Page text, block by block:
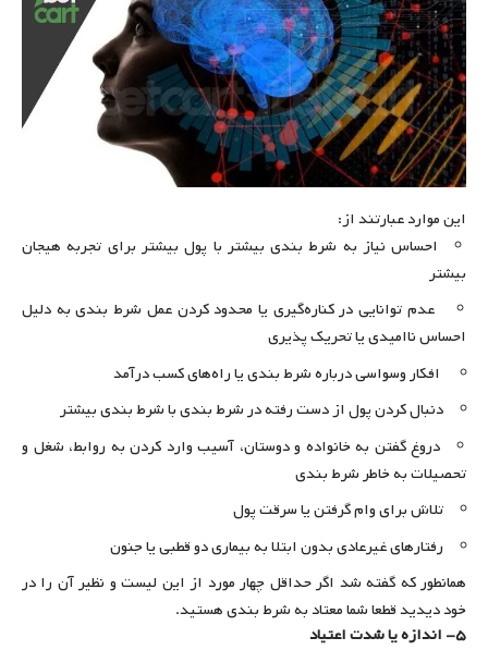
این موارد عبارتند از:
احساس نیاز به شرط بندی بیشتر با پول بیشتر برای تجربه هیجان
بیشتر
عدم توانایی در کناره‌گیری یا محدود کردن عمل شرط بندی به دلیل
احساس ناامیدی یا تحریک پذیری
افکار وسواسی درباره شرط بندی یا راه‌های کسب درآمد
دنبال کردن پول از دست رفته در شرط بندی با شرط بندی بیشتر
دروغ گفتن به خانواده و دوستان، آسیب وارد کردن به روابط، شغل و
تحصیلات به خاطر شرط بندی
تلاش برای وام گرفتن یا سرقت پول
رفتارهای غیرعادی بدون ابتلا به بیماری دو قطبی یا جنون
همانطور که گفته شد اگر حداقل چهار مورد از این لیست و نظیر آن را در
خود دیدید قطعا شما معتاد به شرط بندی هستید.
۵- اندازه یا شدت اعتیاد